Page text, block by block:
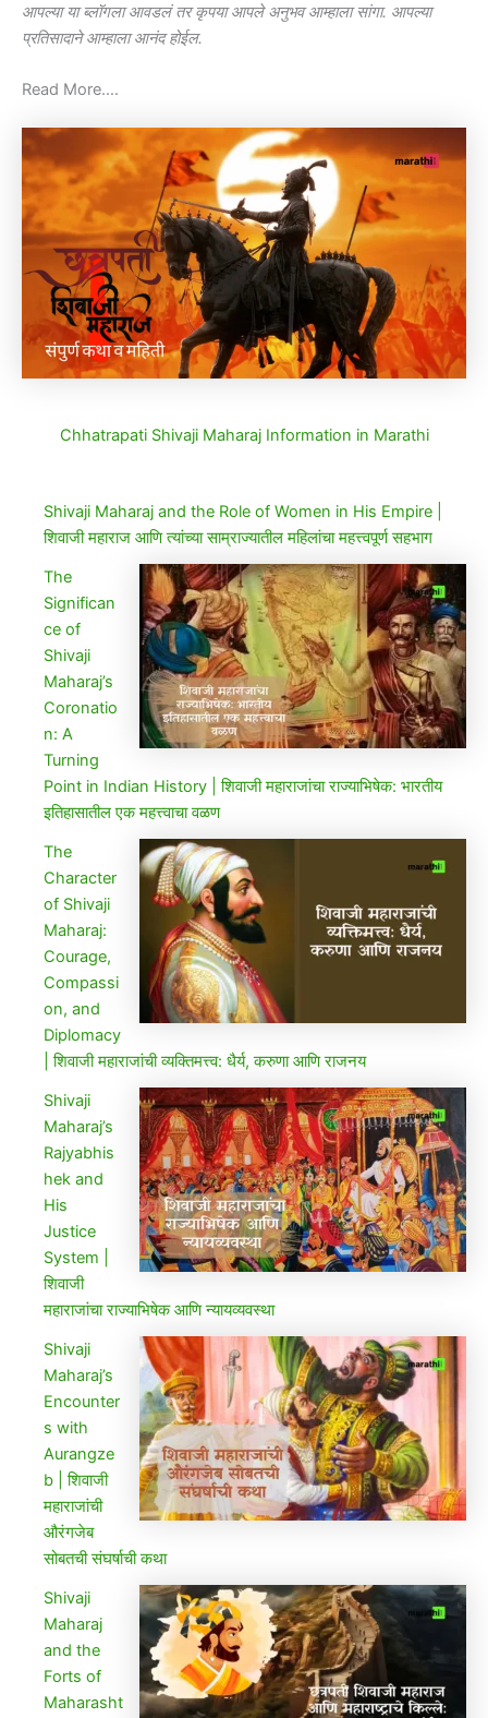
आपल्या या ब्लॉगला आवडलं तर कृपया आपले अनुभव आम्हाला सांगा. आपल्या
प्रतिसादाने आम्हाला आनंद होईल.
Read More….
Chhatrapati Shivaji Maharaj Information in Marathi
Shivaji Maharaj and the Role of Women in His Empire |
शिवाजी महाराज आणि त्यांच्या साम्राज्यातील महिलांचा महत्त्वपूर्ण सहभाग
The
Significan
ce of
Shivaji
Maharaj’s
Coronatio
n: A
Turning
Point in Indian History | शिवाजी महाराजांचा राज्याभिषेक: भारतीय
इतिहासातील एक महत्त्वाचा वळण
The
Character
of Shivaji
Maharaj:
Courage,
Compassi
on, and
Diplomacy
| शिवाजी महाराजांची व्यक्तिमत्त्व: धैर्य, करुणा आणि राजनय
Shivaji
Maharaj’s
Rajyabhis
hek and
His
Justice
System |
शिवाजी
महाराजांचा राज्याभिषेक आणि न्यायव्यवस्था
Shivaji
Maharaj’s
Encounter
s with
Aurangze
b | शिवाजी
महाराजांची
औरंगजेब
सोबतची संघर्षाची कथा
Shivaji
Maharaj
and the
Forts of
Maharasht